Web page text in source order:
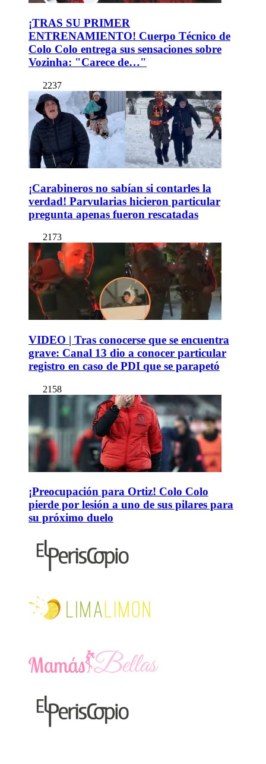
¡TRAS SU PRIMER
ENTRENAMIENTO! Cuerpo Técnico de
Colo Colo entrega sus sensaciones sobre
Vozinha: "Carece de…"
2237
¡Carabineros no sabían si contarles la
verdad! Parvularias hicieron particular
pregunta apenas fueron rescatadas
2173
VIDEO | Tras conocerse que se encuentra
grave: Canal 13 dio a conocer particular
registro en caso de PDI que se parapetó
2158
¡Preocupación para Ortiz! Colo Colo
pierde por lesión a uno de sus pilares para
su próximo duelo